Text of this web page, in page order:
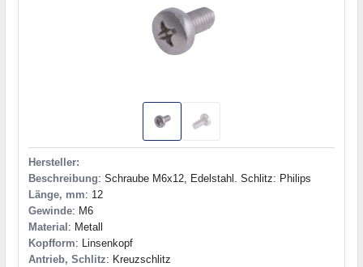
Hersteller:
Beschreibung: Schraube M6x12, Edelstahl. Schlitz: Philips
Länge, mm: 12
Gewinde: M6
Material: Metall
Kopfform: Linsenkopf
Antrieb, Schlitz: Kreuzschlitz